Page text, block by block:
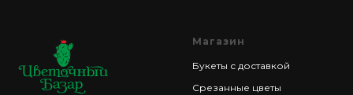
Магазин
Букеты с доставкой
Срезанные цветы